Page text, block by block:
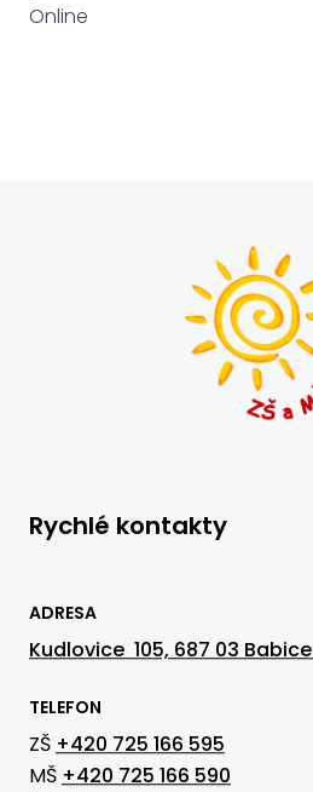
Online
Rychlé kontakty
ADRESA
Kudlovice 105, 687 03 Babice
TELEFON
ZŠ +420 725 166 595
MŠ +420 725 166 590